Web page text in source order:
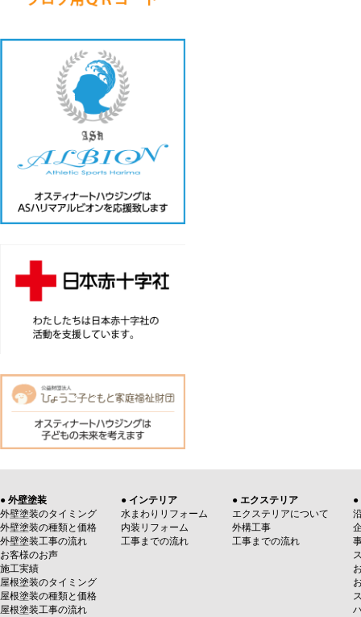
● 外壁塗装
外壁塗装のタイミング
外壁塗装の種類と価格
外壁塗装工事の流れ
お客様のお声
施工実績
屋根塗装のタイミング
屋根塗装の種類と価格
屋根塗装工事の流れ
● インテリア
水まわりリフォーム
内装リフォーム
工事までの流れ
● エクステリア
エクステリアについて
外構工事
工事までの流れ
●